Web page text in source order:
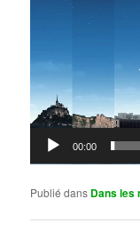
00:00
Publié dans Dans les